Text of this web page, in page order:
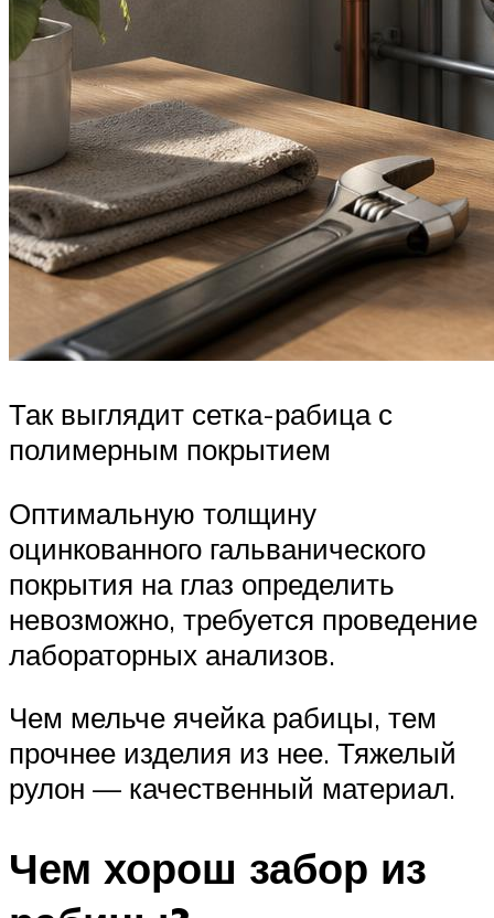
Так выглядит сетка-рабица с
полимерным покрытием
Оптимальную толщину
оцинкованного гальванического
покрытия на глаз определить
невозможно, требуется проведение
лабораторных анализов.
Чем мельче ячейка рабицы, тем
прочнее изделия из нее. Тяжелый
рулон — качественный материал.
Чем хорош забор из